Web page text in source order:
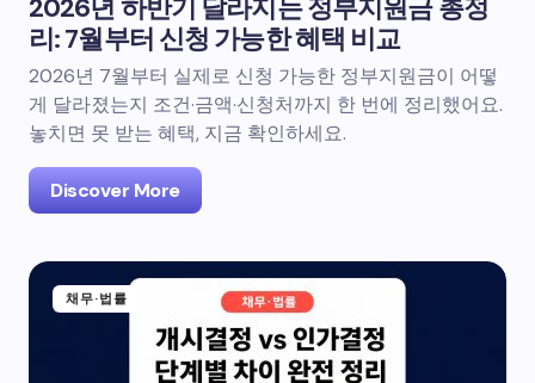
2026년 하반기 달라지는 정부지원금 총정
리: 7월부터 신청 가능한 혜택 비교
2026년 7월부터 실제로 신청 가능한 정부지원금이 어떻
게 달라졌는지 조건·금액·신청처까지 한 번에 정리했어요.
놓치면 못 받는 혜택, 지금 확인하세요.
Discover More
채무·법률